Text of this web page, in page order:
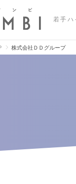
若手ハ
株式会社ＤＤグループ